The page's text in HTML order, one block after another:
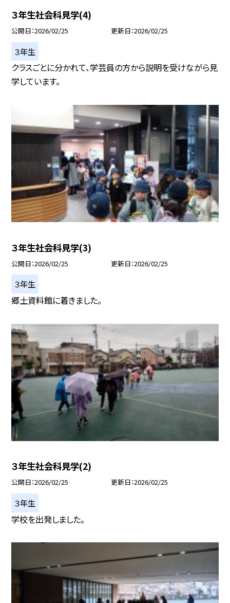
３年生社会科見学(4)
公開日 2026/02/25 更新日 2026/02/25
３年生
クラスごとに分かれて、学芸員の方から説明を受けながら見
学しています。
３年生社会科見学(3)
公開日 2026/02/25 更新日 2026/02/25
３年生
郷土資料館に着きました。
３年生社会科見学(2)
公開日 2026/02/25 更新日 2026/02/25
３年生
学校を出発しました。